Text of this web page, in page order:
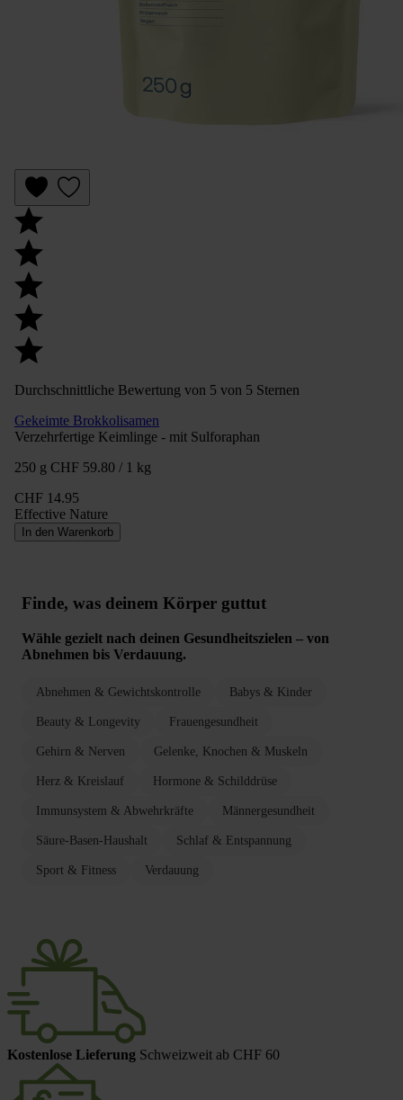
Durchschnittliche Bewertung von 5 von 5 Sternen
Gekeimte Brokkolisamen
Verzehrfertige Keimlinge - mit Sulforaphan
250 g CHF 59.80 / 1 kg
CHF 14.95
Effective Nature
In den Warenkorb
Finde, was deinem Körper guttut
Wähle gezielt nach deinen Gesundheitszielen – von
Abnehmen bis Verdauung.
Abnehmen & Gewichtskontrolle Babys & Kinder
Beauty & Longevity Frauengesundheit
Gehirn & Nerven Gelenke, Knochen & Muskeln
Herz & Kreislauf Hormone & Schilddrüse
Immunsystem & Abwehrkräfte Männergesundheit
Säure-Basen-Haushalt Schlaf & Entspannung
Sport & Fitness Verdauung
Kostenlose Lieferung Schweizweit ab CHF 60